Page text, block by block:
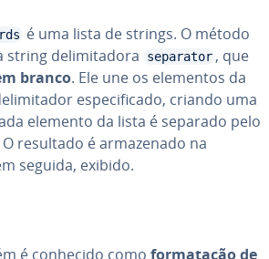
é uma lista de strings. O método
string de­li­mi­ta­dora separator , que
branco. Ele une os elementos da
es­pe­ci­fi­cado, criando uma
elemento da lista é separado pelo
resultado é ar­ma­ze­nado na
seguida, exibido.
é conhecido como for­ma­ta­ção de